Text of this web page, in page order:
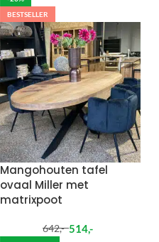
BESTSELLER
Mangohouten tafel
ovaal Miller met
matrixpoot
642,- 514,-